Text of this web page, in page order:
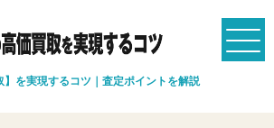
を実現するコツ｜査定ポイントを解説